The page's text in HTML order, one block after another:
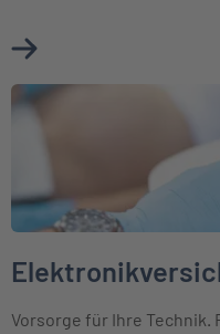
Mehr über
Weiter zu
Vorsorge für Ihre Technik.